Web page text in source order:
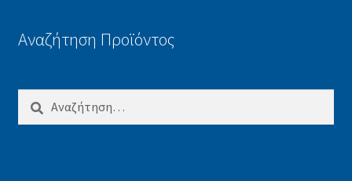
Αναζήτηση Προϊόντος
Αναζήτηση